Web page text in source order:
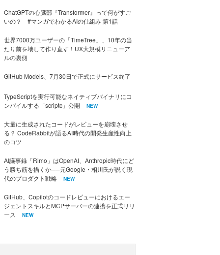
ChatGPTの心臓部『Transformer』って何がすご
いの？ #マンガでわかるAIの仕組み 第1話
世界7000万ユーザーの「TimeTree」、10年の当
たり前を壊して作り直す！UX大規模リニューア
ルの裏側
GitHub Models、7月30日で正式にサービス終了
TypeScriptを実行可能なネイティブバイナリにコ
ンパイルする「scriptc」公開
NEW
大量に生成されたコードがレビューを崩壊させ
る？ CodeRabbitが語るAI時代の開発生産性向上
のコツ
AI議事録「Rimo」はOpenAI、Anthropic時代にど
う勝ち筋を描くか──元Google・相川氏が説く現
代のプロダクト戦略
NEW
GitHub、Copilotのコードレビューにおけるエー
ジェントスキルとMCPサーバーの連携を正式リリ
ース
NEW